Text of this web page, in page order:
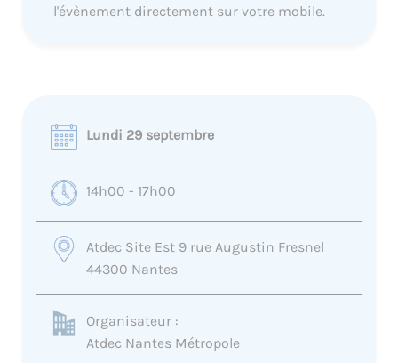
l'évènement directement sur votre mobile.
Lundi 29 septembre
14h00 - 17h00
Atdec Site Est 9 rue Augustin Fresnel
44300 Nantes
Organisateur :
Atdec Nantes Métropole